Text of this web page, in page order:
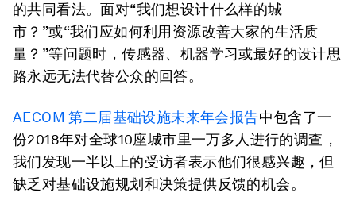
的共同看法。面对“我们想设计什么样的城
市？”或“我们应如何利用资源改善大家的生活质
量？”等问题时，传感器、机器学习或最好的设计思
路永远无法代替公众的回答。
AECOM 第二届基础设施未来年会报告中包含了一
份2018年对全球10座城市里一万多人进行的调查，
我们发现一半以上的受访者表示他们很感兴趣，但
缺乏对基础设施规划和决策提供反馈的机会。